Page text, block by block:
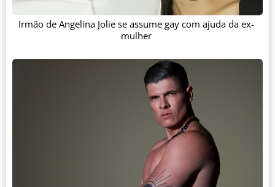
Irmão de Angelina Jolie se assume gay com ajuda da ex-
mulher